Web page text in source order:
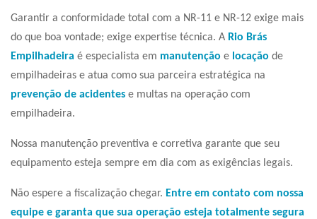
Garantir a conformidade total com a NR-11 e NR-12 exige mais
do que boa vontade; exige expertise técnica. A Rio Brás
Empilhadeira é especialista em manutenção e locação de
empilhadeiras e atua como sua parceira estratégica na
prevenção de acidentes e multas na operação com
empilhadeira.
Nossa manutenção preventiva e corretiva garante que seu
equipamento esteja sempre em dia com as exigências legais.
Não espere a fiscalização chegar. Entre em contato com nossa
equipe e garanta que sua operação esteja totalmente segura